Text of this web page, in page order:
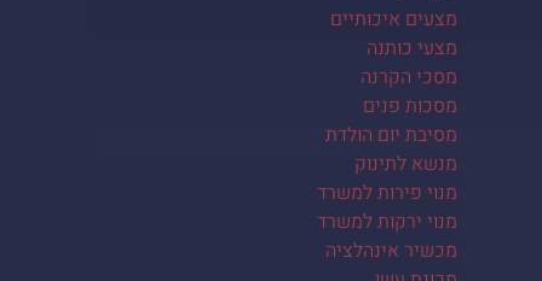
מצעים איכותיים
מצעי כותנה
מסכי הקרנה
מסכות פנים
מסיבת יום הולדת
מנשא לתינוק
מנוי פירות למשרד
מנוי ירקות למשרד
מכשיר אינהלציה